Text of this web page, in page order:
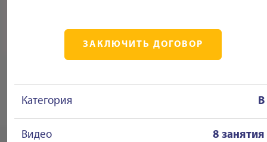
ЗАКЛЮЧИТЬ ДОГОВОР
Категория B
Видео 8 занятия